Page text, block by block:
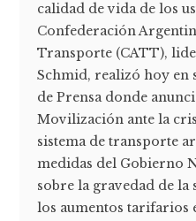
calidad de vida de los
Confederación
Transporte (CATT),
Schmid, realizó hoy en
de Prensa donde
Movilización ante la
sistema de transporte
medidas del Gobierno
sobre la gravedad de
los aumentos tarifarios